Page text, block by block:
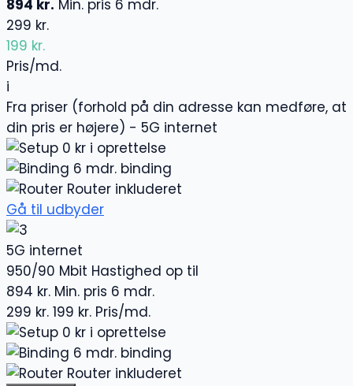
894 kr. Min. pris 6 mdr.
299 kr.
199 kr.
Pris/md.
i
Fra priser (forhold på din adresse kan medføre, at
din pris er højere) - 5G internet
0 kr i oprettelse
6 mdr. binding
Router inkluderet
Gå til udbyder
5G internet
950/90 Mbit Hastighed op til
894 kr. Min. pris 6 mdr.
299 kr. 199 kr. Pris/md.
0 kr i oprettelse
6 mdr. binding
Router inkluderet